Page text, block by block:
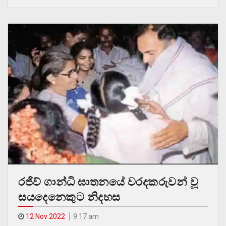
රජිව් ගාන්ධි ඝාතනයේ වරදකරුවන් වූ
සයදෙනෙකුට නිදහස
12 Nov 2022 9.17 am